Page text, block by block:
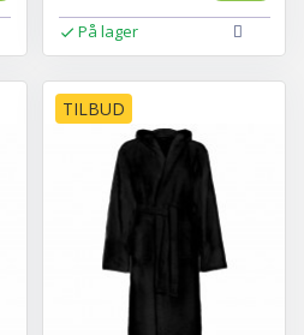
På lager
TILBUD